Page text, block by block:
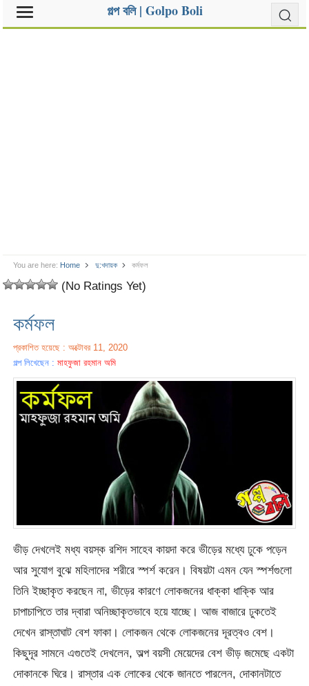
গল্প বলি | Golpo Boli
You are here: Home দু:খদায়ক কর্মফল
(No Ratings Yet)
কর্মফল
প্রকাশিত হয়েছে : অক্টোবর 11, 2020
গল্প লিখেছেন :মাহফুজা রহমান অমি
ভীড় দেখলেই মধ্য বয়স্ক রশিদ সাহেব কায়দা করে ভীড়ের মধ্যে ঢুকে পড়েন
আর সুযোগ বুঝে মহিলাদের শরীরে স্পর্শ করেন। বিষয়টা এমন যেন স্পর্শগুলো
তিনি ইচ্ছাকৃত করছেন না, ভীড়ের কারণে লোকজনের ধাক্কা ধাক্কি আর
চাপাচাপিতে তার দ্বারা অনিচ্ছাকৃতভাবে হয়ে যাচ্ছে। আজ বাজারে ঢুকতেই
দেখেন রাস্তাঘাট বেশ ফাকা। লোকজন থেকে লোকজনের দূরত্বও বেশ।
কিছুদূর সামনে এগুতেই দেখলেন, অল্প বয়সী মেয়েদের বেশ ভীড় জমেছে একটা
দোকানকে ঘিরে। রাস্তার এক লোকের থেকে জানতে পারলেন, দোকানটাতে